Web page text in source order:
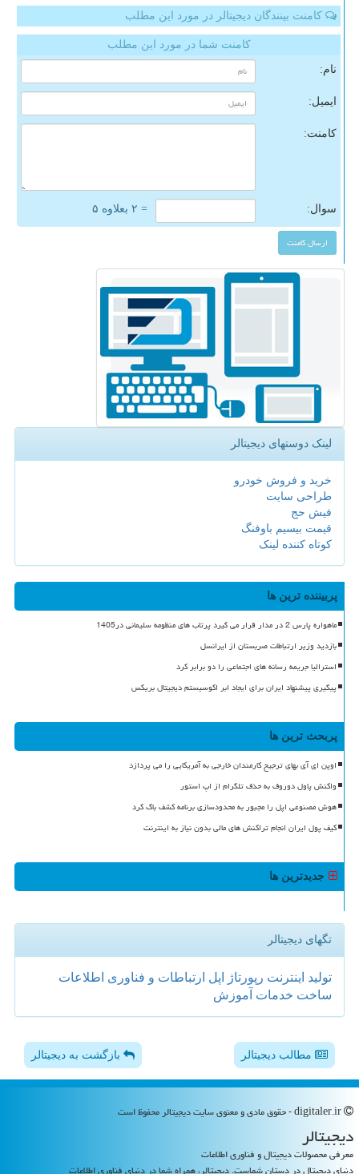
کامنت بینندگان دیجیتالر در مورد این مطلب
کامنت شما در مورد این مطلب
نام:
ایمیل:
کامنت:
سوال: = ۲ بعلاوه ۵
لینک دوستهای دیجیتالر
خرید و فروش خودرو
طراحی سایت
فیش حج
قیمت بیسیم باوفنگ
کوتاه کننده لینک
پربیننده ترین ها
ماهواره پارس 2 در مدار قرار می گیرد پرتاب های منظومه سلیمانی در1405
بازدید وزیر ارتباطات صربستان از ایرانسل
استرالیا جریمه رسانه های اجتماعی را دو برابر کرد
پیگیری پیشنهاد ایران برای ایجاد ابر اکوسیستم دیجیتال بریکس
پربحث ترین ها
اوپن ای آی بهای ترجیح کارمندان خارجی به آمریکایی را می پردازد
واکنش پاول دوروف به حذف تلگرام از اپ استور
هوش مصنوعی اپل را مجبور به محدودسازی برنامه کشف باگ کرد
کیف پول ایران انجام تراکنش های مالی بدون نیاز به اینترنت
جدیدترین ها
تگهای دیجیتالر
تولید اینترنت رپورتاژ اپل ارتباطات و فناوری اطلاعات
ساخت خدمات آموزش
مطالب دیجیتالر بازگشت به دیجیتالر
دیجیتالر
معرفی محصولات دیجیتال و فناوری اطلاعات
دنیای دیجیتال در دستان شماست. دیجیتالر، همراه شما در دنیای فناوری اطلاعات